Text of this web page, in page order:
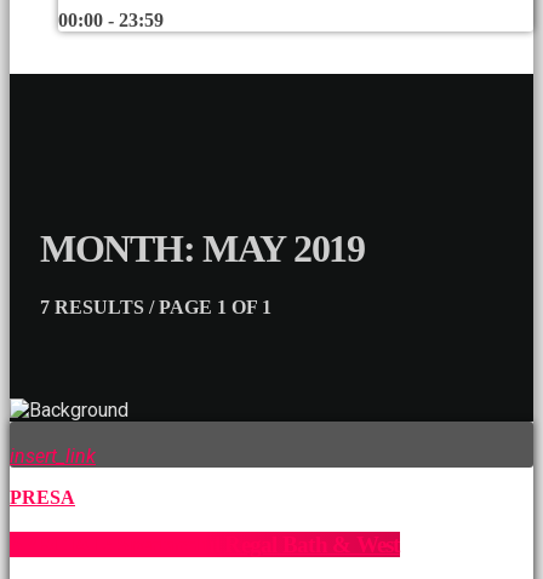
00:00 - 23:59
MONTH: MAY 2019
7 RESULTS / PAGE 1 OF 1
insert_link
PRESA
SPECIAL: Spectacolul Regal Bath & West